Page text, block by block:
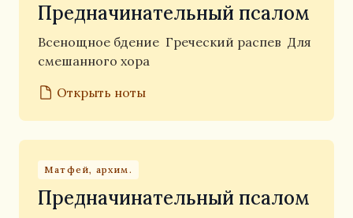
Предначинательный псалом
Всенощное бдение Греческий распев Для
смешанного хора
Открыть ноты
Матфей, архим.
Предначинательный псалом